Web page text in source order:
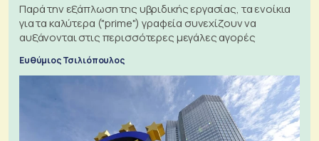
Παρά την εξάπλωση της υβριδικής εργασίας, τα ενοίκια
για τα καλύτερα ("prime") γραφεία συνεχίζουν να
αυξάνονται στις περισσότερες μεγάλες αγορές
Ευθύμιος Τσιλιόπουλος